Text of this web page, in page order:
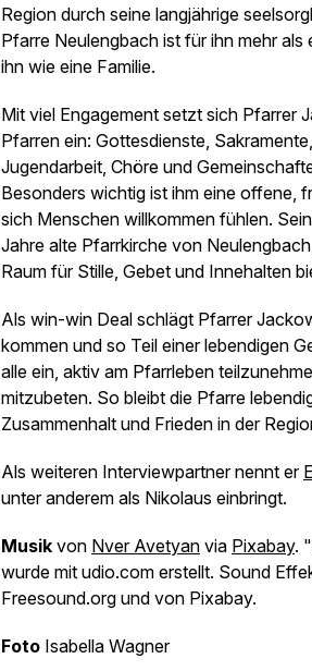
Region durch seine langjährige
Pfarre Neulengbach ist für ihn mehr als
ihn wie eine Familie.
Mit viel Engagement setzt sich Pfarrer
Pfarren ein: Gottesdienste,
Jugendarbeit, Chöre und
Besonders wichtig ist ihm eine offene,
sich Menschen willkommen fühlen.
Jahre alte Pfarrkirche von
Raum für Stille, Gebet und Innehalten
Als win-win Deal schlägt Pfarrer
kommen und so Teil einer lebendigen
alle ein, aktiv am Pfarrleben
mitzubeten. So bleibt die Pfarre
Zusammenhalt und Frieden in der
Als weiteren Interviewpartner nennt er
unter anderem als Nikolaus einbringt.
Musik von Nver Avetyan via Pixabay.
wurde mit udio.com erstellt. Sound
Freesound.org und von Pixabay.
Foto Isabella Wagner